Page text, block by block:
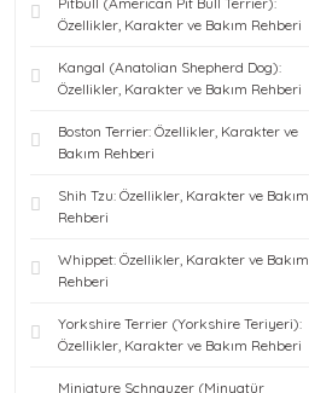
Özellikler, Karakter ve Bakım Rehberi
Kangal (Anatolian Shepherd Dog):
Özellikler, Karakter ve Bakım Rehberi
Boston Terrier: Özellikler, Karakter ve
Bakım Rehberi
Shih Tzu: Özellikler, Karakter ve Bakım
Rehberi
Whippet: Özellikler, Karakter ve Bakım
Rehberi
Yorkshire Terrier (Yorkshire Teriyeri):
Özellikler, Karakter ve Bakım Rehberi
Miniature Schnauzer (Minyatür